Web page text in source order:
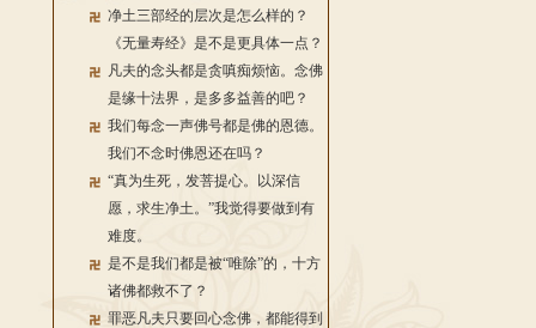
净土三部经的层次是怎么样的？
《无量寿经》是不是更具体一点？
凡夫的念头都是贪嗔痴烦恼。念佛
是缘十法界，是多多益善的吧？
我们每念一声佛号都是佛的恩德。
我们不念时佛恩还在吗？
“真为生死，发菩提心。以深信
愿，求生净土。”我觉得要做到有
难度。
是不是我们都是被“唯除”的，十方
诸佛都救不了？
罪恶凡夫只要回心念佛，都能得到